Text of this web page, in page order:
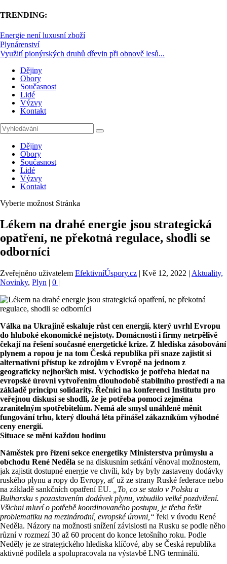
TRENDING:
Energie není luxusní zboží
Plynárenství
Využití pionýrských druhů dřevin při obnově lesů...
Dějiny
Obory
Současnost
Lidé
Výzvy
Kontakt
Dějiny
Obory
Současnost
Lidé
Výzvy
Kontakt
Vyberte možnost Stránka
Lékem na drahé energie jsou strategická
opatření, ne překotná regulace, shodli se
odborníci
Zveřejněno uživatelem EfektivníÚspory.cz | Kvě 12, 2022 | Aktuality,
Novinky, Plyn | 0 |
Válka na Ukrajině eskaluje růst cen energií, který uvrhl Evropu
do hluboké ekonomické nejistoty. Domácnosti i firmy netrpělivě
čekají na řešení současné energetické krize. Z hlediska zásobování
plynem a ropou je na tom Česká republika při snaze zajistit si
alternativní přístup ke zdrojům v Evropě na jednom z
geograficky nejhorších míst. Východisko je potřeba hledat na
evropské úrovni vytvořením dlouhodobě stabilního prostředí a na
základě principu solidarity. Řečníci na konferenci Institutu pro
veřejnou diskusi se shodli, že je potřeba pomoci zejména
zranitelným spotřebitelům. Nemá ale smysl unáhleně měnit
fungování trhu, který dlouhá léta přinášel zákazníkům výhodné
ceny energií.
Situace se mění každou hodinu
Náměstek pro řízení sekce energetiky Ministerstva průmyslu a
obchodu René Neděla se na diskusním setkání věnoval možnostem,
jak zajistit dostupné energie ve chvíli, kdy by byly zastaveny dodávky
ruského plynu a ropy do Evropy, ať už ze strany Ruské federace nebo
na základě sankčních opatření EU.
„To, co se stalo v Polsku a
Bulharsku s pozastavením dodávek plynu, vzbudilo velké pozdvižení.
Všichni mluví o potřebě koordinovaného postupu, je třeba řešit
problematiku na mezinárodní, evropské úrovni,“ řekl v úvodu René
Neděla. Názory na možnosti snížení závislosti na Rusku se podle něho
různí v rozmezí 30 až 60 procent do konce letošního roku. Podle
Neděly je ze strategického hlediska klíčové, aby se Česká republika
aktivně podílela a spolupracovala na výstavbě LNG terminálů.